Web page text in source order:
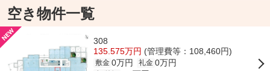
空き物件一覧
308
135.575万円 (管理費等：108,460円)
敷金 0万円 礼金 0万円